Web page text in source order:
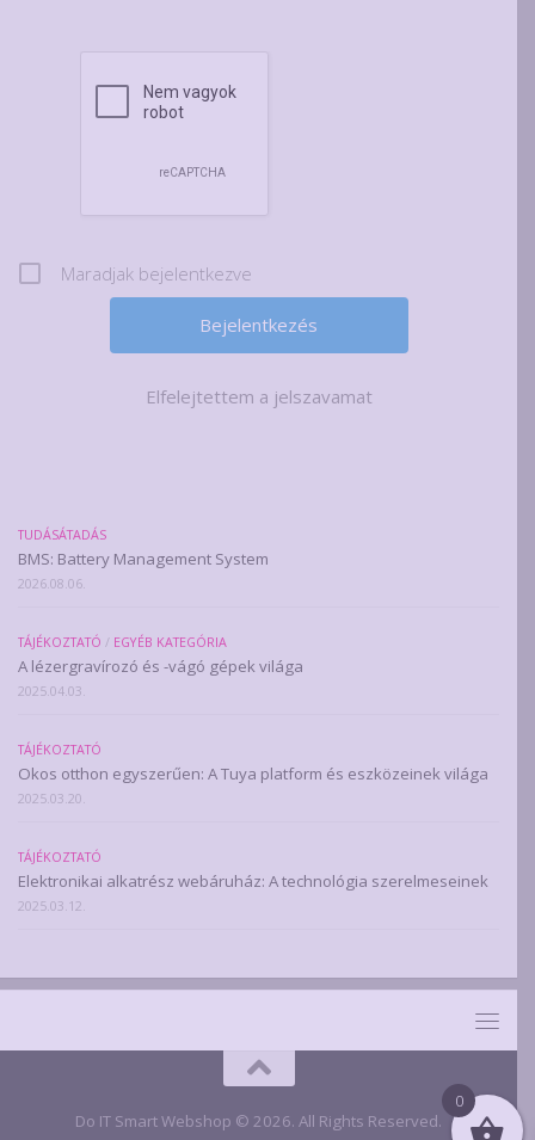
Maradjak bejelentkezve
Elfelejtettem a jelszavamat
TUDÁSÁTADÁS
BMS: Battery Management System
2026.08.06.
TÁJÉKOZTATÓ / EGYÉB KATEGÓRIA
A lézergravírozó és -vágó gépek világa
2025.04.03.
TÁJÉKOZTATÓ
Okos otthon egyszerűen: A Tuya platform és eszközeinek világa
2025.03.20.
TÁJÉKOZTATÓ
Elektronikai alkatrész webáruház: A technológia szerelmeseinek
2025.03.12.
Do IT Smart Webshop © 2026. All Rights Reserved.
0